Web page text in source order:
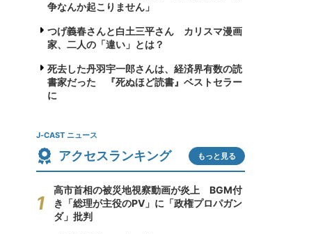
争なんか起こりません」
つげ義春さんと白土三平さん カリスマ漫画
家、二人の「違い」とは？
死去した丹羽宇一郎さんは、経済界有数の読
書家だった 『死ぬほど読書』ベストセラー
に
J-CAST ニュース
アクセスランキング もっと見る
高市首相の被災地視察動画が炎上 BGM付
き「総理が主役のPV」に「政権プロパガン
ダ」批判